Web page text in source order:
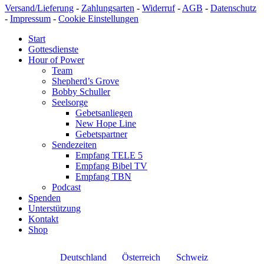
Versand/Lieferung - Zahlungsarten - Widerruf- AGB - Datenschutz
- Impressum - Cookie Einstellungen
Start
Gottesdienste
Hour of Power
Team
Shepherd’s Grove
Bobby Schuller
Seelsorge
Gebetsanliegen
New Hope Line
Gebetspartner
Sendezeiten
Empfang TELE 5
Empfang Bibel TV
Empfang TBN
Podcast
Spenden
Unterstützung
Kontakt
Shop
Deutschland Österreich Schweiz